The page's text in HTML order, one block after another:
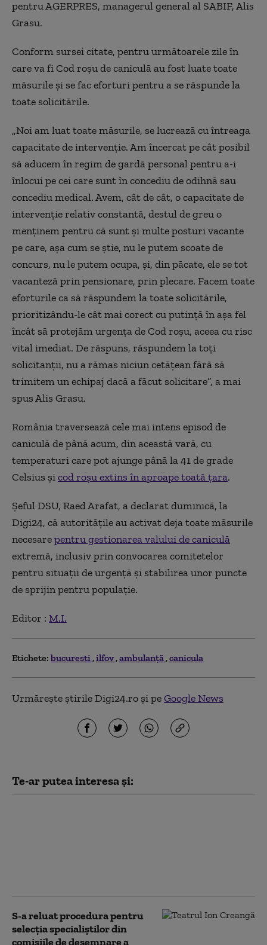
pentru AGERPRES, managerul general al SABIF, Alis
Grasu.
Conform sursei citate, pentru următoarele zile în
care va fi Cod roşu de caniculă au fost luate toate
măsurile şi se fac eforturi pentru a se răspunde la
toate solicitările.
„Noi am luat toate măsurile, se lucrează cu întreaga
capacitate de intervenţie. Am încercat pe cât posibil
să aducem în regim de gardă personal pentru a-i
înlocui pe cei care sunt în concediu de odihnă sau
concediu medical. Avem, cât de cât, o capacitate de
intervenţie relativ constantă, destul de greu o
menţinem pentru că sunt şi multe posturi vacante
pe care, aşa cum se ştie, nu le putem scoate de
concurs, nu le putem ocupa, şi, din păcate, ele se tot
vacanteză prin pensionare, prin plecare. Facem toate
eforturile ca să răspundem la toate solicitările,
prioritizându-le cât mai corect cu putinţă în aşa fel
încât să protejăm urgenţa de Cod roşu, aceea cu risc
vital imediat. De răspuns, răspundem la toţi
solicitanţii, nu a rămas niciun cetăţean fără să
trimitem un echipaj dacă a făcut solicitare”, a mai
spus Alis Grasu.
România traversează cele mai intens episod de
caniculă de până acum, din această vară, cu
temperaturi care pot ajunge până la 41 de grade
Celsius șicod roșu extins în aproape toată țara.
Șeful DSU, Raed Arafat, a declarat duminică, la
Digi24, că autoritățile au activat deja toate măsurile
necesarepentru gestionarea valului de caniculă
extremă, inclusiv prin convocarea comitetelor
pentru situații de urgență și stabilirea unor puncte
de sprijin pentru populație.
Editor : M.I.
Etichete: bucuresti ilfov ambulanţă canicula
Urmărește știrile Digi24.ro și peGoogle News
Te-ar putea interesa și:
S-a reluat procedura pentru
selecţia specialiştilor din
comisiile de desemnare a